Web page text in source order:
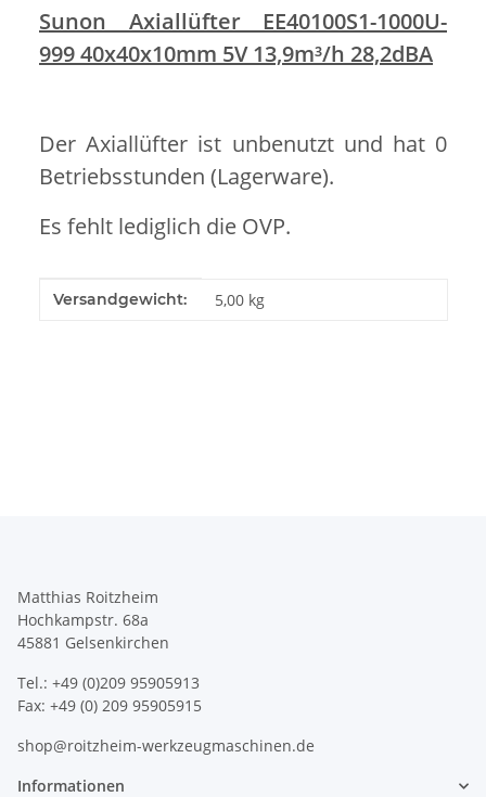
Sunon Axiallüfter EE40100S1-1000U-
999 40x40x10mm 5V 13,9m³/h 28,2dBA
Der Axiallüfter ist unbenutzt und hat 0
Betriebsstunden (Lagerware).
Es fehlt lediglich die OVP.
Produkteigenschaft
Wert
Versandgewicht: 5,00 kg
Matthias Roitzheim
Hochkampstr. 68a
45881 Gelsenkirchen
Tel.: +49 (0)209 95905913
Fax: +49 (0) 209 95905915
shop@roitzheim-werkzeugmaschinen.de
Informationen